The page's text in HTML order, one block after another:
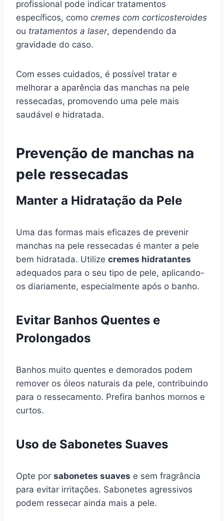
profissional pode indicar tratamentos
específicos, como cremes com corticosteroides
ou tratamentos a laser, dependendo da
gravidade do caso.
Com esses cuidados, é possível tratar e
melhorar a aparência das manchas na pele
ressecadas, promovendo uma pele mais
saudável e hidratada.
Prevenção de manchas na
pele ressecadas
Manter a Hidratação da Pele
Uma das formas mais eficazes de prevenir
manchas na pele ressecadas é manter a pele
bem hidratada. Utilize cremes hidratantes
adequados para o seu tipo de pele, aplicando-
os diariamente, especialmente após o banho.
Evitar Banhos Quentes e
Prolongados
Banhos muito quentes e demorados podem
remover os óleos naturais da pele, contribuindo
para o ressecamento. Prefira banhos mornos e
curtos.
Uso de Sabonetes Suaves
Opte por sabonetes suaves e sem fragrância
para evitar irritações. Sabonetes agressivos
podem ressecar ainda mais a pele.